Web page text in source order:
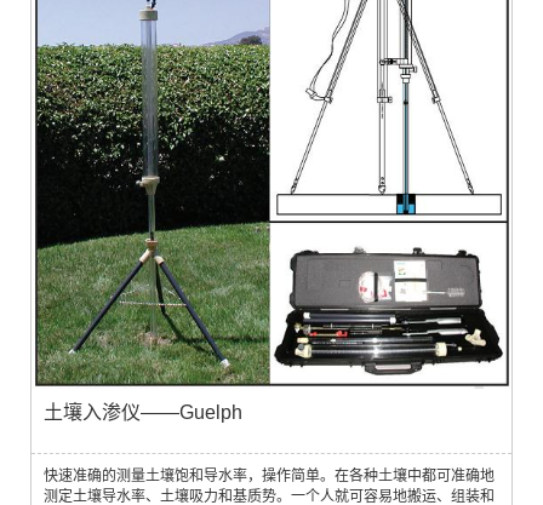
土壤入渗仪——Guelph
快速准确的测量土壤饱和导水率，操作简单。在各种土壤中都可准确地
测定土壤导水率、土壤吸力和基质势。一个人就可容易地搬运、组装和